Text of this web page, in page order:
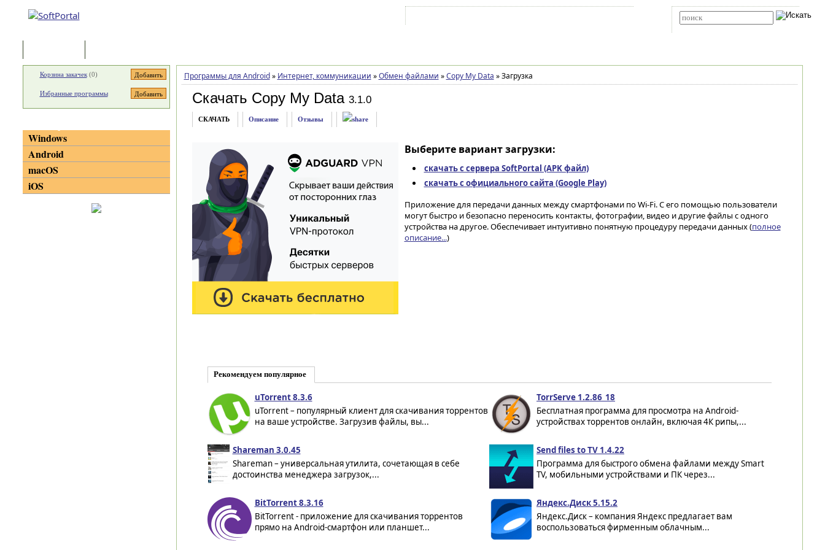
Программы для Android » Интернет, коммуникации » Обмен файлами » Copy My Data »Загрузка
Скачать Copy My Data 3.1.0
СКАЧАТЬ Описание Отзывы
Выберите вариант загрузки:
скачать с сервера SoftPortal (APK файл)
скачать с официального сайта (Google Play)
Приложение для передачи данных между смартфонами по Wi-Fi. С его помощью пользователи
могут быстро и безопасно переносить контакты, фотографии, видео и другие файлы с одного
устройства на другое. Обеспечивает интуитивно понятную процедуру передачи данных (полное
описание...)
Рекомендуем популярное
uTorrent 8.3.6
uTorrent – популярный клиент для скачивания торрентов
на ваше устройстве. Загрузив файлы, вы...
TorrServe 1.2.86_18
Бесплатная программа для просмотра на Android-
устройствах торрентов онлайн, включая 4К рипы,...
Shareman 3.0.45
Shareman – универсальная утилита, сочетающая в себе
достоинства менеджера загрузок,...
Send files to TV 1.4.22
Программа для быстрого обмена файлами между Smart
TV, мобильными устройствами и ПК через...
BitTorrent 8.3.16
BitTorrent - приложение для скачивания торрентов
прямо на Android-смартфон или планшет...
Яндекс.Диск 5.15.2
Яндекс.Диск – компания Яндекс предлагает вам
воспользоваться фирменным облачным...
Корзина закачек(0)
Избранные программы
Windows
Android
macOS
iOS